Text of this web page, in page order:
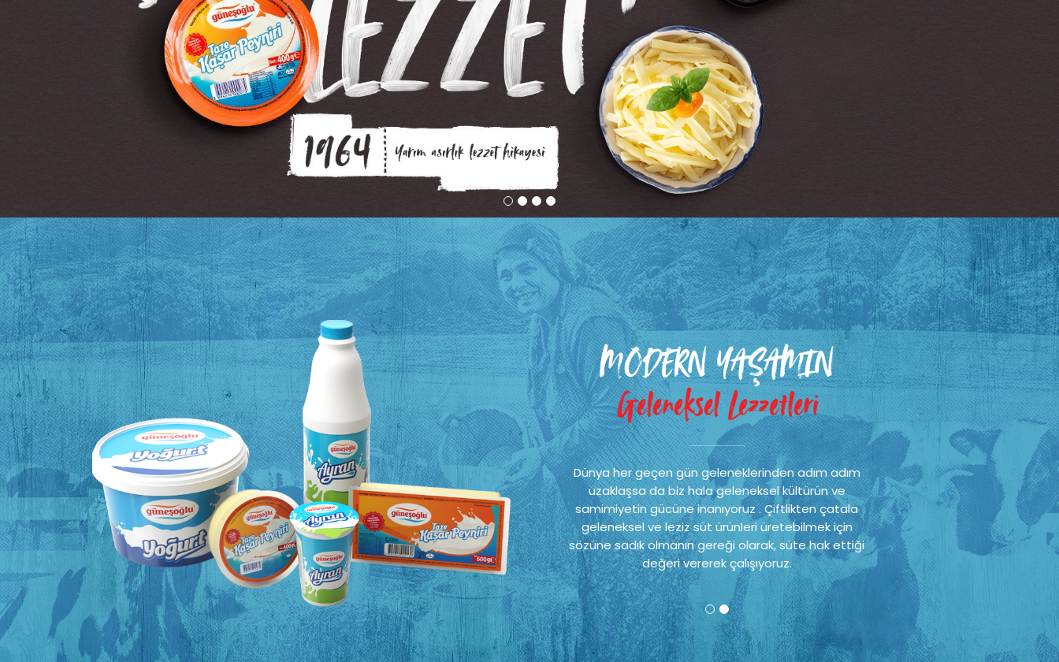
MODERN YAŞAMIN
Geleneksel Lezzetleri
Dünya her geçen gün geleneklerinden adım adım
uzaklaşsa da biz hala geleneksel kültürün ve
samimiyetin gücüne inanıyoruz . Çiftlikten çatala
geleneksel ve leziz süt ürünleri üretebilmek için
sözüne sadık olmanın gereği olarak, süte hak ettiği
değeri vererek çalışıyoruz.
MODERN YAŞAMIN
Geleneksel Lezzetleri
Dünya her geçen gün geleneklerinden adım adım
uzaklaşsa da biz hala geleneksel kültürün ve
samimiyetin gücüne inanıyoruz . Çiftlikten çatala
geleneksel ve leziz süt ürünleri üretebilmek için
sözüne sadık olmanın gereği olarak, süte hak ettiği
değeri vererek çalışıyoruz.